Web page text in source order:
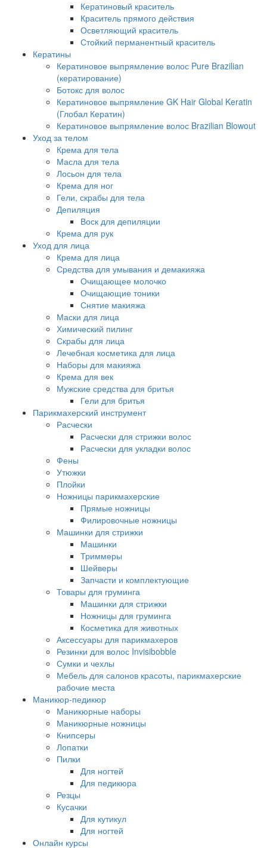
Кератиновый краситель
Краситель прямого действия
Осветляющий краситель
Стойкий перманентный краситель
Кератины
Кератиновое выпрямление волос Pure Brazilian
(кератирование)
Ботокс для волос
Кератиновое выпрямление GK Hair Global Keratin
(Глобал Кератин)
Кератиновое выпрямление волос Brazilian Blowout
Уход за телом
Крема для тела
Масла для тела
Лосьон для тела
Крема для ног
Гели, скрабы для тела
Депиляция
Воск для депиляции
Крема для рук
Уход для лица
Крема для лица
Средства для умывания и демакияжа
Очищающее молочко
Очищающие тоники
Снятие макияжа
Маски для лица
Химический пилинг
Скрабы для лица
Лечебная косметика для лица
Наборы для макияжа
Крема для век
Мужские средства для бритья
Гели для бритья
Парикмахерский инструмент
Расчески
Расчески для стрижки волос
Расчески для укладки волос
Фены
Утюжки
Плойки
Ножницы парикмахерские
Прямые ножницы
Филировочные ножницы
Машинки для стрижки
Машинки
Триммеры
Шейверы
Запчасти и комплектующие
Товары для груминга
Машинки для стрижки
Ножницы для груминга
Косметика для животных
Аксессуары для парикмахеров
Резинки для волос Invisibobble
Сумки и чехлы
Мебель для салонов красоты, парикмахерские
рабочие места
Маникюр-педикюр
Маникюрные наборы
Маникюрные ножницы
Книпсеры
Лопатки
Пилки
Для ногтей
Для педикюра
Резцы
Кусачки
Для кутикул
Для ногтей
Онлайн курсы